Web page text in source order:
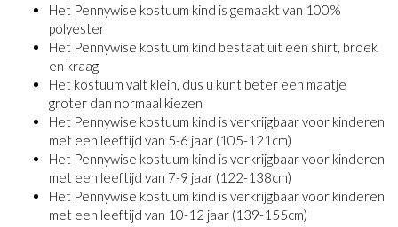
Het Pennywise kostuum kind is gemaakt van 100%
polyester
Het Pennywise kostuum kind bestaat uit een shirt, broek
en kraag
Het kostuum valt klein, dus u kunt beter een maatje
groter dan normaal kiezen
Het Pennywise kostuum kind is verkrijgbaar voor kinderen
met een leeftijd van 5-6 jaar (105-121cm)
Het Pennywise kostuum kind is verkrijgbaar voor kinderen
met een leeftijd van 7-9 jaar (122-138cm)
Het Pennywise kostuum kind is verkrijgbaar voor kinderen
met een leeftijd van 10-12 jaar (139-155cm)